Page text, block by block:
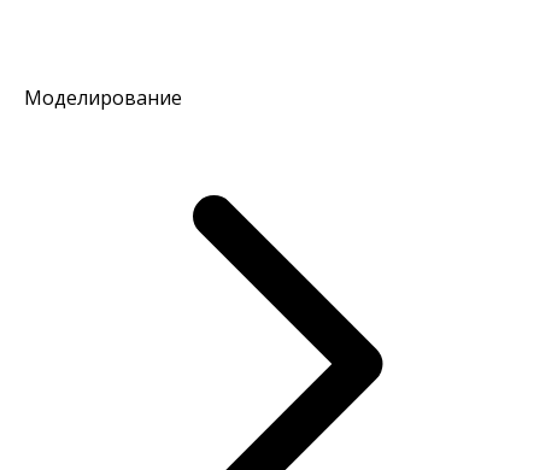
Моделирование